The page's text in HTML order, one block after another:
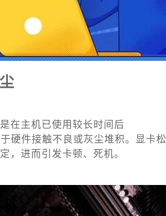
在主机已使用较长时间后
硬件接触不良或灰尘堆积。显卡
，进而引发卡顿、死机。